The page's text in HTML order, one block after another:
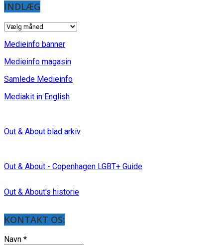
INDLÆG
INDLÆG
Medieinfo banner
Medieinfo magasin
Samlede Medieinfo
Mediakit in English
Out & About blad arkiv
Out & About - Copenhagen LGBT+ Guide
Out & About's historie
KONTAKT OS:
Navn *